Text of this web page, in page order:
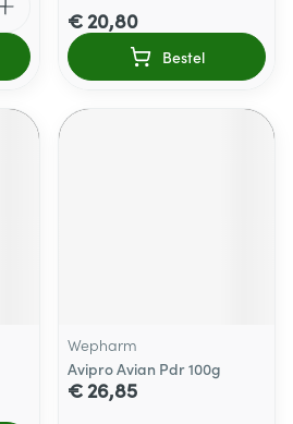
€ 20,80
Bestel
Wepharm
Avipro Avian Pdr 100g
€ 26,85